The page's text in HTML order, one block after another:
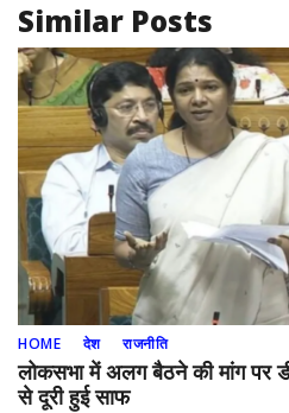
Similar Posts
HOME देश राजनीति
लोकसभा में अलग बैठने की मांग पर
से दूरी हुई साफ